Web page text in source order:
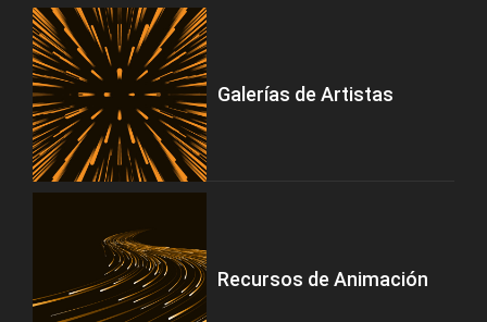
Galerías de Artistas
Recursos de Animación